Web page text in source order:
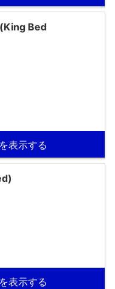
(King Bed
表示する
表示する